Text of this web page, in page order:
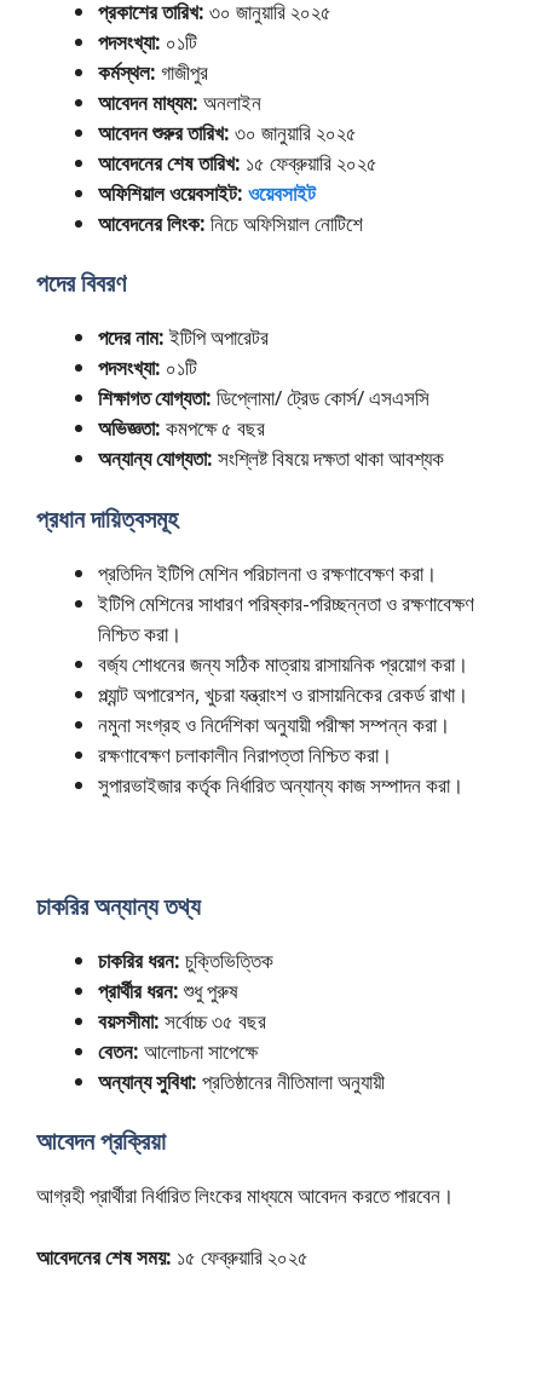
প্রকাশের তারিখ: ৩০ জানুয়ারি ২০২৫
পদসংখ্যা: ০১টি
কর্মস্থল: গাজীপুর
আবেদন মাধ্যম: অনলাইন
আবেদন শুরুর তারিখ: ৩০ জানুয়ারি ২০২৫
আবেদনের শেষ তারিখ: ১৫ ফেব্রুয়ারি ২০২৫
অফিশিয়াল ওয়েবসাইট: ওয়েবসাইট
আবেদনের লিংক: নিচে অফিসিয়াল নোটিশে
পদের বিবরণ
পদের নাম:ইটিপি অপারেটর
পদসংখ্যা: ০১টি
শিক্ষাগত যোগ্যতা: ডিপ্লোমা/ ট্রেড কোর্স/ এসএসসি
অভিজ্ঞতা: কমপক্ষে ৫ বছর
অন্যান্য যোগ্যতা: সংশ্লিষ্ট বিষয়ে দক্ষতা থাকা আবশ্যক
প্রধান দায়িত্বসমূহ
প্রতিদিন ইটিপি মেশিন পরিচালনা ও রক্ষণাবেক্ষণ করা।
ইটিপি মেশিনের সাধারণ পরিষ্কার-পরিচ্ছন্নতা ও রক্ষণাবেক্ষণ
নিশ্চিত করা।
বর্জ্য শোধনের জন্য সঠিক মাত্রায় রাসায়নিক প্রয়োগ করা।
প্ল্যান্ট অপারেশন, খুচরা যন্ত্রাংশ ও রাসায়নিকের রেকর্ড রাখা।
নমুনা সংগ্রহ ও নির্দেশিকা অনুযায়ী পরীক্ষা সম্পন্ন করা।
রক্ষণাবেক্ষণ চলাকালীন নিরাপত্তা নিশ্চিত করা।
সুপারভাইজার কর্তৃক নির্ধারিত অন্যান্য কাজ সম্পাদন করা।
চাকরির অন্যান্য তথ্য
চাকরির ধরন: চুক্তিভিত্তিক
প্রার্থীর ধরন: শুধু পুরুষ
বয়সসীমা: সর্বোচ্চ ৩৫ বছর
বেতন: আলোচনা সাপেক্ষে
অন্যান্য সুবিধা: প্রতিষ্ঠানের নীতিমালা অনুযায়ী
আবেদন প্রক্রিয়া
আগ্রহী প্রার্থীরা নির্ধারিত লিংকের মাধ্যমে আবেদন করতে পারবেন।
আবেদনের শেষ সময়: ১৫ ফেব্রুয়ারি ২০২৫